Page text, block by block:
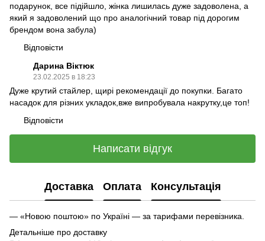
подарунок, все підійшло, жінка лишилась дуже задоволена, а
який я задоволений що про аналогічний товар під дорогим
брендом вона забула)
Відповісти
Дарина Віктюк
23.02.2025 в 18:23
Дуже крутий стайлер, щирі рекомендації до покупки. Багато
насадок для різних укладок,вже випробувала накрутку,це топ!
Відповісти
Написати відгук
Доставка Оплата Консультація
— «Новою поштою» по Україні — за тарифами перевізника.
Детальніше про доставку